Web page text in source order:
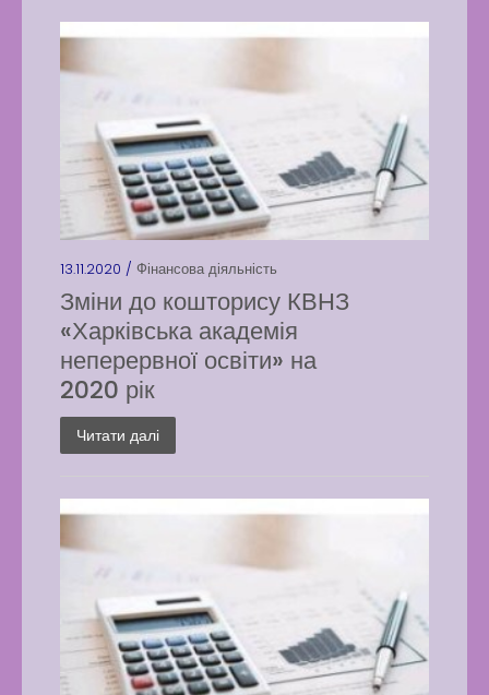
13.11.2020 / Фінансова діяльність
Зміни до кошторису КВНЗ
«Харківська академія
неперервної освіти» на
2020 рік
Читати далі